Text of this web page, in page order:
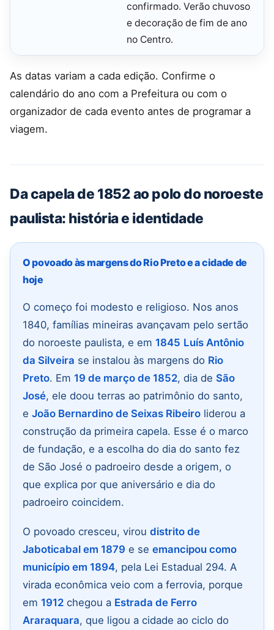
confirmado. Verão chuvoso
e decoração de fim de ano
no Centro.
As datas variam a cada edição. Confirme o
calendário do ano com a Prefeitura ou com o
organizador de cada evento antes de programar a
viagem.
Da capela de 1852 ao polo do noroeste
paulista: história e identidade
O povoado às margens do Rio Preto e a cidade de
hoje
O começo foi modesto e religioso. Nos anos
1840, famílias mineiras avançavam pelo sertão
do noroeste paulista, e em 1845 Luís Antônio
da Silveira se instalou às margens do Rio
Preto. Em 19 de março de 1852, dia de São
José, ele doou terras ao patrimônio do santo,
e João Bernardino de Seixas Ribeiro liderou a
construção da primeira capela. Esse é o marco
de fundação, e a escolha do dia do santo fez
de São José o padroeiro desde a origem, o
que explica por que aniversário e dia do
padroeiro coincidem.
O povoado cresceu, virou distrito de
Jaboticabal em 1879 e se emancipou como
município em 1894, pela Lei Estadual 294. A
virada econômica veio com a ferrovia, porque
em 1912 chegou a Estrada de Ferro
Araraquara, que ligou a cidade ao ciclo do